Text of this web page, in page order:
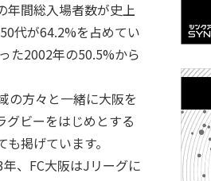
年間総入場者数が史上
代が64.2%を占めてい
た2002年の50.5%から
の方々と一緒に大阪を
グビーをはじめとする
掲げています。
、FC大阪はJリーグに